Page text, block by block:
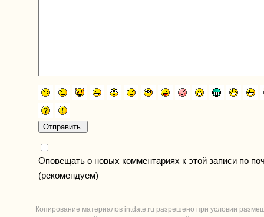
Оповещать о новых комментариях к этой записи по
(рекомендуем)
Копирование материалов intdate.ru разрешено при условии